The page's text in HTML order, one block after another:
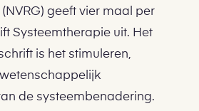
geeft vier maal per
Systeemtherapie uit. Het
is het stimuleren,
de systeembenadering.